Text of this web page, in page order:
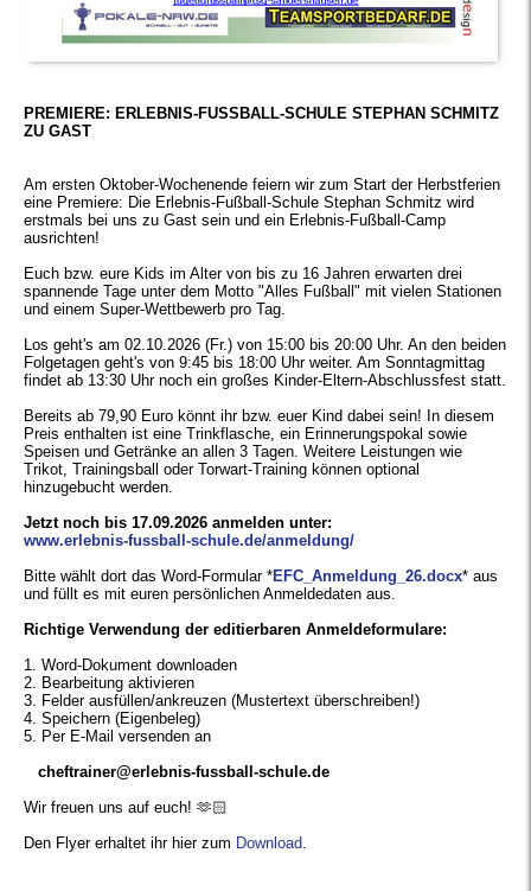
PREMIERE: ERLEBNIS-FUSSBALL-SCHULE STEPHAN SCHMITZ
ZU GAST
Am ersten Oktober-Wochenende feiern wir zum Start der Herbstferien
eine Premiere: Die Erlebnis-Fußball-Schule Stephan Schmitz wird
erstmals bei uns zu Gast sein und ein Erlebnis-Fußball-Camp
ausrichten!
Euch bzw. eure Kids im Alter von bis zu 16 Jahren erwarten drei
spannende Tage unter dem Motto "Alles Fußball" mit vielen Stationen
und einem Super-Wettbewerb pro Tag.
Los geht's am 02.10.2026 (Fr.) von 15:00 bis 20:00 Uhr. An den beiden
Folgetagen geht's von 9:45 bis 18:00 Uhr weiter. Am Sonntagmittag
findet ab 13:30 Uhr noch ein großes Kinder-Eltern-Abschlussfest statt.
Bereits ab 79,90 Euro könnt ihr bzw. euer Kind dabei sein! In diesem
Preis enthalten ist eine Trinkflasche, ein Erinnerungspokal sowie
Speisen und Getränke an allen 3 Tagen. Weitere Leistungen wie
Trikot, Trainingsball oder Torwart-Training können optional
hinzugebucht werden.
Jetzt noch bis 17.09.2026 anmelden unter:
www.erlebnis-fussball-schule.de/anmeldung/
Bitte wählt dort das Word-Formular *EFC_Anmeldung_26.docx* aus
und füllt es mit euren persönlichen Anmeldedaten aus.
Richtige Verwendung der editierbaren Anmeldeformulare:
1. Word-Dokument downloaden
2. Bearbeitung aktivieren
3. Felder ausfüllen/ankreuzen (Mustertext überschreiben!)
4. Speichern (Eigenbeleg)
5. Per E-Mail versenden an
cheftrainer@erlebnis-fussball-schule.de
Wir freuen uns auf euch! 🫶🏻
Den Flyer erhaltet ihr hier zum Download.
Termine
Gürtelprüfungen
Regeln
Trainingszeiten
Termine / Aktuelles
Turnen
Sparten
Kursangebote
Trainingszeiten
Berichte
Bildergalerie
Übungsleiter/Trainer gesucht